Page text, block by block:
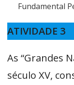
Fundamental
ATIVIDADE 3
As “Grandes
século XV,